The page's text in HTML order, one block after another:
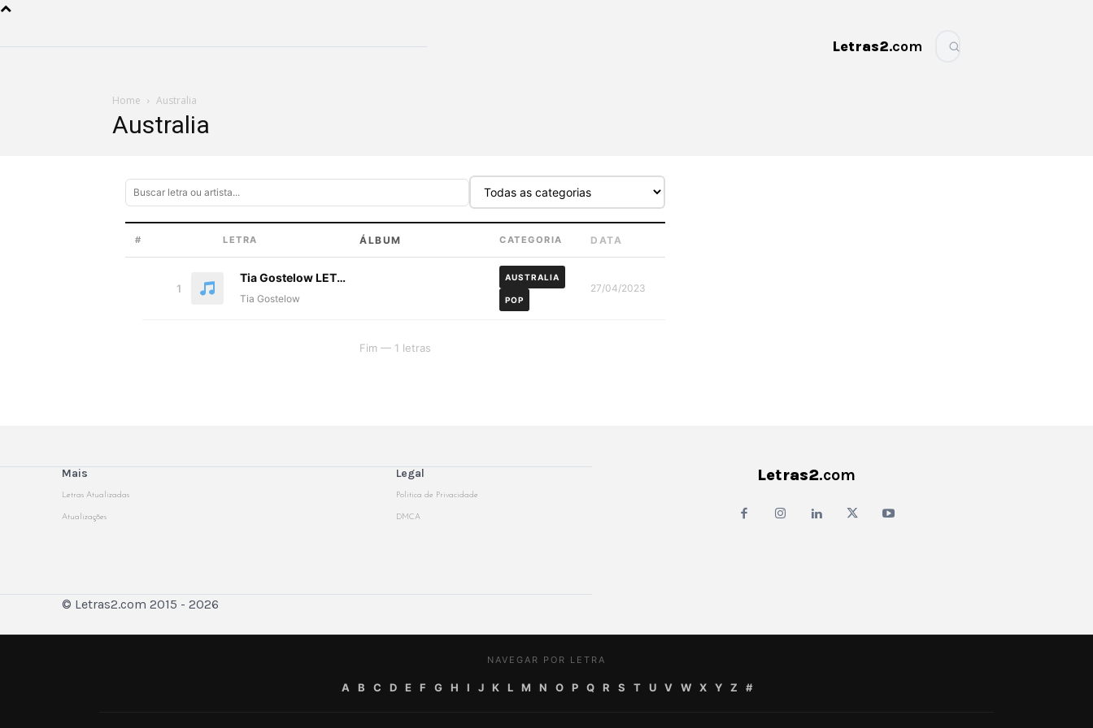
Letras2.com
Home Australia
Australia
# LETRA ÁLBUM CATEGORIA DATA
1
Tia Gostelow LETRA – SOUR ✓
Tia Gostelow
AUSTRALIA
POP
27/04/2023
Fim — 1 letras
Mais
Letras Atualizadas
Atualizações
Legal
Politica de Privacidade
DMCA
Letras2.com
© Letras2.com 2015 - 2026
NAVEGAR POR LETRA
A B C D E F G H I J K L M N O P Q R S T U V W X Y Z #